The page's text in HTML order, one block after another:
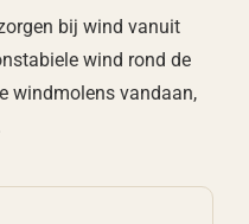
bij wind vanuit
wind rond de
windmolens vandaan,